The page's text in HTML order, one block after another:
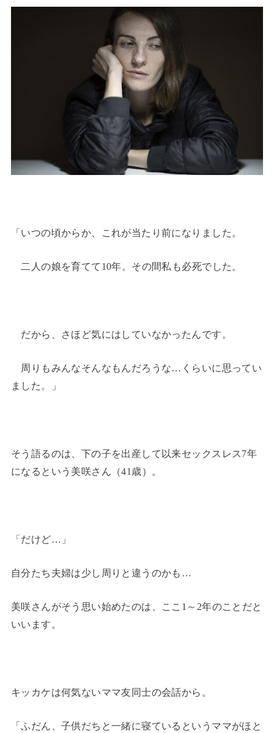
「いつの頃からか、これが当たり前になりました。
二人の娘を育てて10年。その間私も必死でした。
だから、さほど気にはしていなかったんです。
周りもみんなそんなもんだろうな…くらいに思ってい
ました。」
そう語るのは、下の子を出産して以来セックスレス7年
になるという美咲さん（41歳）。
「だけど…」
自分たち夫婦は少し周りと違うのかも…
美咲さんがそう思い始めたのは、ここ1～2年のことだと
いいます。
キッカケは何気ないママ友同士の会話から。
「ふだん、子供だちと一緒に寝ているというママがほと